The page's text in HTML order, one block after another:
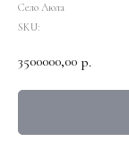
Село Аюла
SKU:
3500000,00 р.